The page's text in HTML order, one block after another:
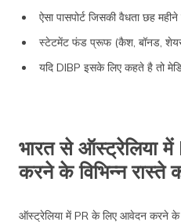
ऐसा पासपोर्ट जिसकी वैधता छह
स्टेटमेंट फंड प्रूफ (कैश, बॉनड,
यदि DIBP इसके लिए कहते है तो
भारत से ऑस्ट्रेलिया
करने के विभिन्न रास्ते
ऑस्ट्रेलिया में PR के लिए आवेदन करने के